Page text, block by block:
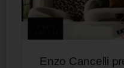
Enzo Cancelli